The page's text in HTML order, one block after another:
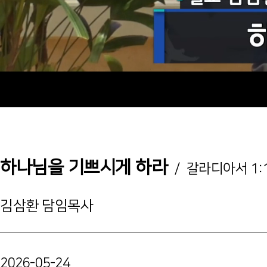
하나님을 기쁘시게 하라 / 갈라디아서
김삼환 담임목사
2026-05-24